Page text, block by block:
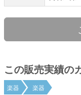
この販売実績の
楽器 楽器